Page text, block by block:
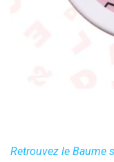
Retrouvez le Baume